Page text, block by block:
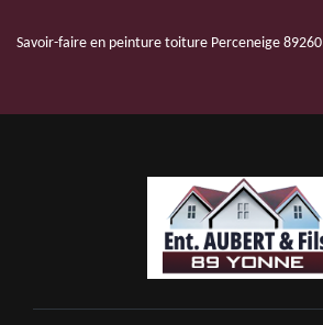
Savoir-faire en peinture toiture Perceneige 89260